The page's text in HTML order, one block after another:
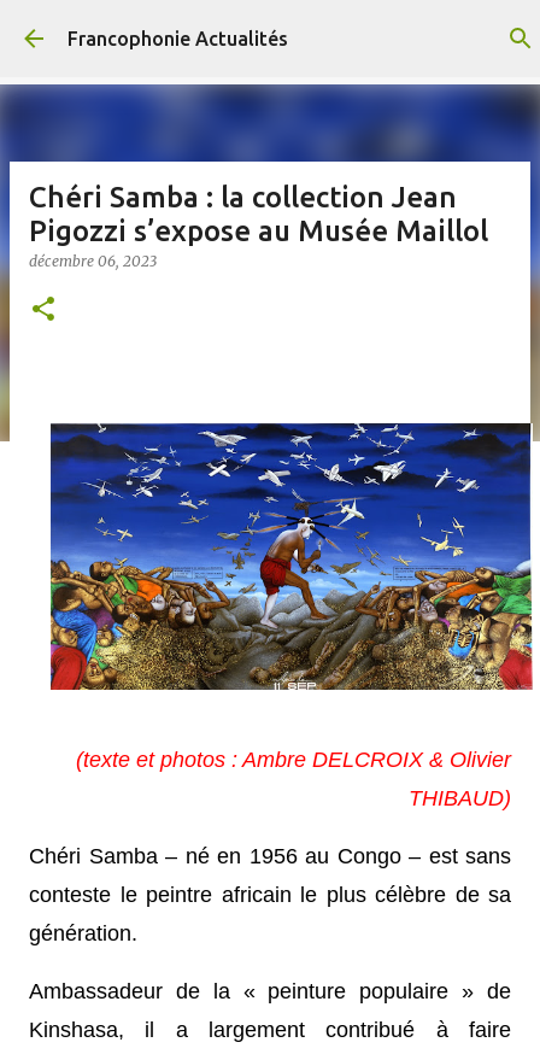
Accéder au contenu principal
Francophonie Actualités
Chéri Samba : la collection Jean
Pigozzi s’expose au Musée Maillol
décembre 06, 2023
(texte et photos : Ambre DELCROIX & Olivier
THIBAUD)
Chéri Samba – né en 1956 au Congo – est sans
conteste le peintre africain le plus célèbre de sa
génération.
Ambassadeur de la « peinture populaire » de
Kinshasa, il a largement contribué à faire